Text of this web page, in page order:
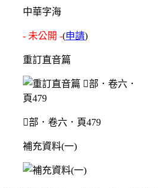
中華字海
- 未公開 -(申請)
重訂直音篇
部．卷六．頁479
補充資料(一)